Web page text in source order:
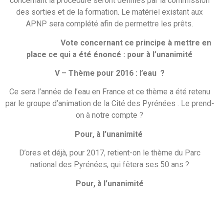
des sorties et de la formation. Le matériel existant aux
APNP sera complété afin de permettre les prêts.
Vote concernant ce principe à mettre en
place ce qui a été énoncé : pour à l’unanimité
V – Thème pour 2016 : l’eau ?
Ce sera l’année de l’eau en France et ce thème a été retenu
par le groupe d’animation de la Cité des Pyrénées . Le prend-
on à notre compte ?
Pour, à l’unanimité
D’ores et déjà, pour 2017, retient-on le thème du Parc
national des Pyrénées, qui fêtera ses 50 ans ?
Pour, à l’unanimité